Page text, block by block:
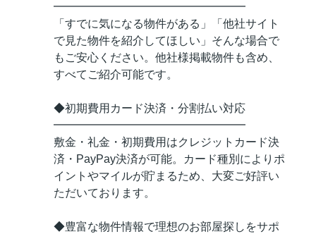
━━━━━━━━━━━━━━━━━
「すでに気になる物件がある」「他社サイト
で見た物件を紹介してほしい」そんな場合で
もご安心ください。他社様掲載物件も含め、
すべてご紹介可能です。
◆初期費用カード決済・分割払い対応
━━━━━━━━━━━━━━━━━
敷金・礼金・初期費用はクレジットカード決
済・PayPay決済が可能。カード種別によりポ
イントやマイルが貯まるため、大変ご好評い
ただいております。
◆豊富な物件情報で理想のお部屋探しをサポ